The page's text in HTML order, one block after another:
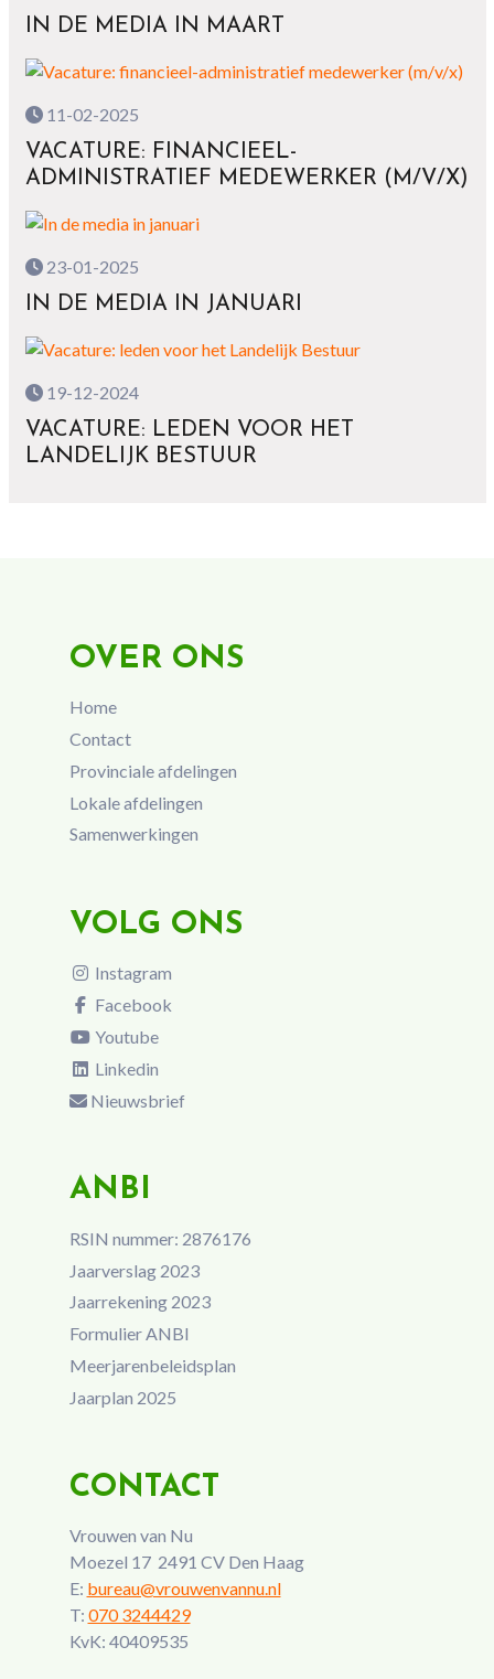
IN DE MEDIA IN MAART
11-02-2025
VACATURE: FINANCIEEL-
ADMINISTRATIEF MEDEWERKER (M/V/X)
23-01-2025
IN DE MEDIA IN JANUARI
19-12-2024
VACATURE: LEDEN VOOR HET
LANDELIJK BESTUUR
OVER ONS
Home
Contact
Provinciale afdelingen
Lokale afdelingen
Samenwerkingen
VOLG ONS
Instagram
Facebook
Youtube
Linkedin
Nieuwsbrief
ANBI
RSIN nummer: 2876176
Jaarverslag 2023
Jaarrekening 2023
Formulier ANBI
Meerjarenbeleidsplan
Jaarplan 2025
CONTACT
Vrouwen van Nu
Moezel 17 2491 CV Den Haag
E: bureau@vrouwenvannu.nl
T: 070 3244429
KvK: 40409535